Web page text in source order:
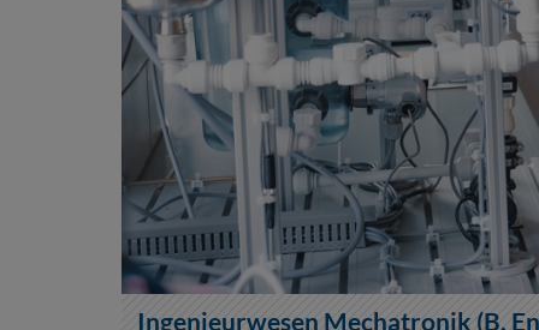
Ingenieurwesen Mechatronik (B.